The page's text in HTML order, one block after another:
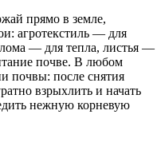
прямо в земле,
агротекстиль — для
— для тепла, листья —
почве. В любом
почвы: после снятия
взрыхлить и начать
нежную корневую